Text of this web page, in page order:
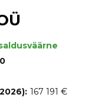
167 191 €